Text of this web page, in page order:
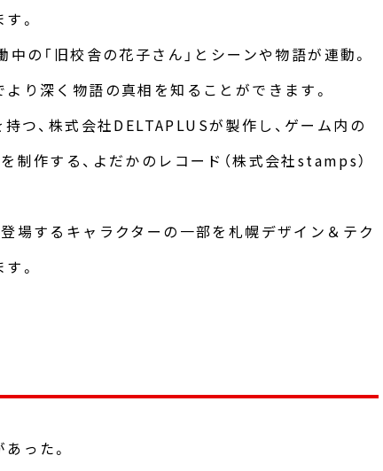
。
の「旧校舎の花子さん」とシーンや物語が連動。
り深く物語の真相を知ることができます。
つ、株式会社DELTAPLUSが製作し、ゲーム内の
制作する、よだかのレコード（株式会社stamps）
場するキャラクターの一部を札幌デザイン＆テク
。
った。